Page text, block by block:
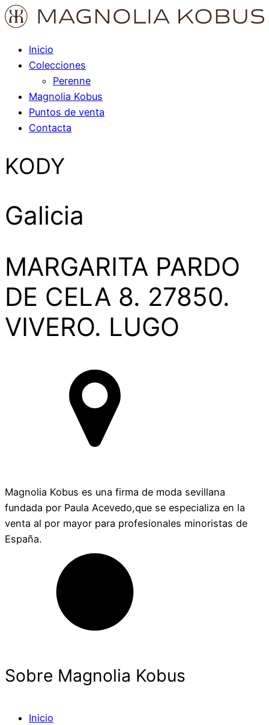
Inicio
Colecciones
Perenne
Magnolia Kobus
Puntos de venta
Contacta
KODY
Galicia
MARGARITA PARDO
DE CELA 8. 27850.
VIVERO. LUGO
Magnolia Kobus es una firma de moda sevillana
fundada por Paula Acevedo,que se especializa en la
venta al por mayor para profesionales minoristas de
España.
Sobre Magnolia Kobus
Inicio